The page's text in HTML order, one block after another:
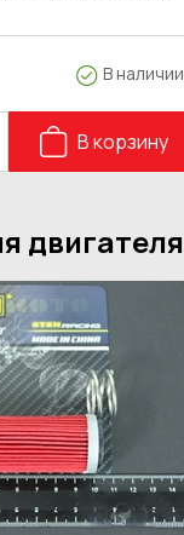
В наличии
В корзину
двигателя